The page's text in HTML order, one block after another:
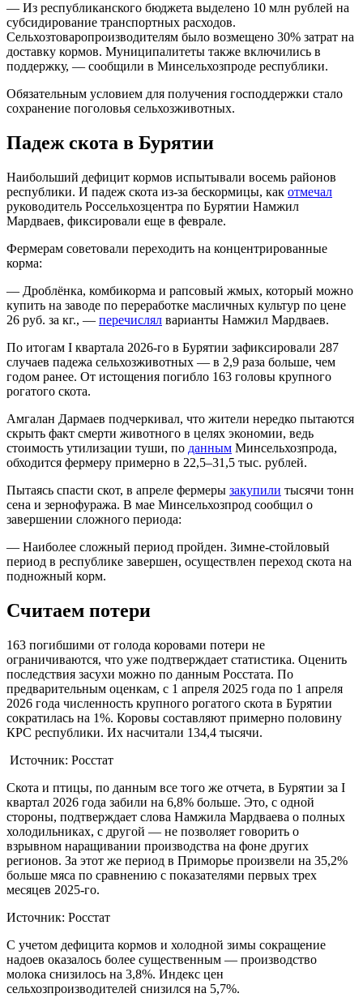
— Из республиканского бюджета выделено 10 млн рублей на
субсидирование транспортных расходов.
Сельхозтоваропроизводителям было возмещено 30% затрат на
доставку кормов. Муниципалитеты также включились в
поддержку, — сообщили в Минсельхозпроде республики.
Обязательным условием для получения господдержки стало
сохранение поголовья сельхозживотных.
Падеж скота в Бурятии
Наибольший дефицит кормов испытывали восемь районов
республики. И падеж скота из-за бескормицы, как отмечал
руководитель Россельхозцентра по Бурятии Намжил
Мардваев, фиксировали еще в феврале.
Фермерам советовали переходить на концентрированные
корма:
— Дроблёнка, комбикорма и рапсовый жмых, который можно
купить на заводе по переработке масличных культур по цене
26 руб. за кг., — перечислял варианты Намжил Мардваев.
По итогам I квартала 2026-го в Бурятии зафиксировали 287
случаев падежа сельхозживотных — в 2,9 раза больше, чем
годом ранее. От истощения погибло 163 головы крупного
рогатого скота.
Амгалан Дармаев подчеркивал, что жители нередко пытаются
скрыть факт смерти животного в целях экономии, ведь
стоимость утилизации туши, по данным Минсельхозпрода,
обходится фермеру примерно в 22,5–31,5 тыс. рублей.
Пытаясь спасти скот, в апреле фермеры закупили тысячи тонн
сена и зернофуража. В мае Минсельхозпрод сообщил о
завершении сложного периода:
— Наиболее сложный период пройден. Зимне-стойловый
период в республике завершен, осуществлен переход скота на
подножный корм.
Считаем потери
163 погибшими от голода коровами потери не
ограничиваются, что уже подтверждает статистика. Оценить
последствия засухи можно по данным Росстата. По
предварительным оценкам, с 1 апреля 2025 года по 1 апреля
2026 года численность крупного рогатого скота в Бурятии
сократилась на 1%. Коровы составляют примерно половину
КРС республики. Их насчитали 134,4 тысячи.
Источник: Росстат
Скота и птицы, по данным все того же отчета, в Бурятии за I
квартал 2026 года забили на 6,8% больше. Это, с одной
стороны, подтверждает слова Намжила Мардваева о полных
холодильниках, с другой — не позволяет говорить о
взрывном наращивании производства на фоне других
регионов. За этот же период в Приморье произвели на 35,2%
больше мяса по сравнению с показателями первых трех
месяцев 2025-го.
Источник: Росстат
С учетом дефицита кормов и холодной зимы сокращение
надоев оказалось более существенным — производство
молока снизилось на 3,8%. Индекс цен
сельхозпроизводителей снизился на 5,7%.